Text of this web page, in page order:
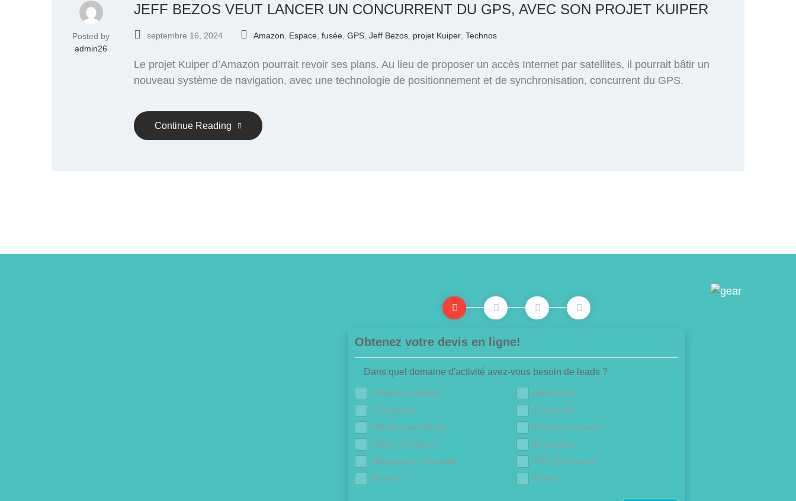
Posted by
admin26
JEFF BEZOS VEUT LANCER UN CONCURRENT DU GPS, AVEC SON PROJET KUIPER
septembre 16, 2024 Amazon Espace fusée GPS Jeff Bezos projet Kuiper Technos
Le projet Kuiper d’Amazon pourrait revoir ses plans. Au lieu de proposer un accès Internet par satellites, il pourrait bâtir un
nouveau système de navigation, avec une technologie de positionnement et de synchronisation, concurrent du GPS.
Continue Reading
Obtenez votre devis en ligne!
Dans quel domaine d'activité avez-vous besoin de leads ?
Pompes à chaleur
Isolation 1€
Chaudières
Douche 0€
ITE (Isolation Murs)
Panneaux solaires
Volets / Fenêtres
Rénovation
Assurances / Mutuelles
CPF (Formation)
Finance
Autres